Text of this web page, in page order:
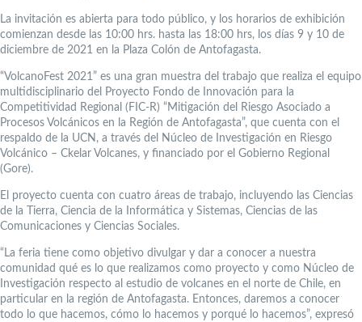
La invitación es abierta para todo público, y los horarios de exhibición
comienzan desde las 10:00 hrs. hasta las 18:00 hrs, los días 9 y 10 de
diciembre de 2021 en la Plaza Colón de Antofagasta.
“VolcanoFest 2021” es una gran muestra del trabajo que realiza el equipo
multidisciplinario del Proyecto Fondo de Innovación para la
Competitividad Regional (FIC-R) “Mitigación del Riesgo Asociado a
Procesos Volcánicos en la Región de Antofagasta”, que cuenta con el
respaldo de la UCN, a través del Núcleo de Investigación en Riesgo
Volcánico – Ckelar Volcanes, y financiado por el Gobierno Regional
(Gore).
El proyecto cuenta con cuatro áreas de trabajo, incluyendo las Ciencias
de la Tierra, Ciencia de la Informática y Sistemas, Ciencias de las
Comunicaciones y Ciencias Sociales.
“La feria tiene como objetivo divulgar y dar a conocer a nuestra
comunidad qué es lo que realizamos como proyecto y como Núcleo de
Investigación respecto al estudio de volcanes en el norte de Chile, en
particular en la región de Antofagasta. Entonces, daremos a conocer
todo lo que hacemos, cómo lo hacemos y porqué lo hacemos”, expresó